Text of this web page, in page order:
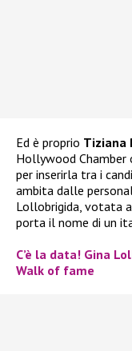
Ed è proprio Tiziana
Hollywood
per inserirla tra i
ambita dalle
Lollobrigida, votata
porta il nome di un
C’è la data! Gina
Walk of fame